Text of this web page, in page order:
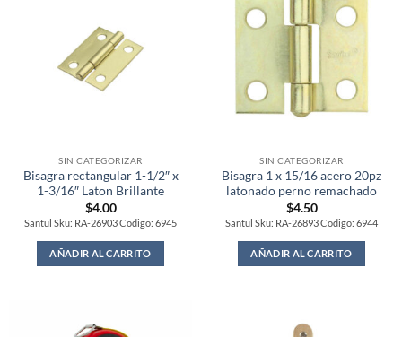
SIN CATEGORIZAR
Bisagra rectangular 1-1/2″ x
1-3/16″ Laton Brillante
$4.00
Santul Sku: RA-26903 Codigo: 6945
AÑADIR AL CARRITO
SIN CATEGORIZAR
Bisagra 1 x 15/16 acero 20pz
latonado perno remachado
$4.50
Santul Sku: RA-26893 Codigo: 6944
AÑADIR AL CARRITO